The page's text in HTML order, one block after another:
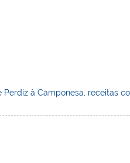
Perdiz à Camponesa, receitas